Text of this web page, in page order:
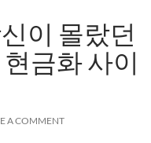
이 몰랐던
금화 사이
A COMMENT